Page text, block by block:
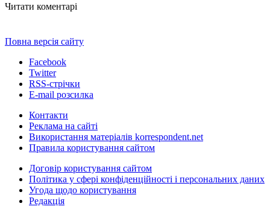
Читати коментарі
Повна версія сайту
Facebook
Twitter
RSS-стрічки
E-mail розсилка
Контакти
Реклама на сайті
Використання матеріалів korrespondent.net
Правила користування сайтом
Договір користування сайтом
Політика у сфері конфіденційності і персональних даних
Угода щодо користування
Редакція